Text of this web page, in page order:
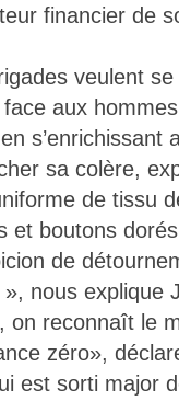
financier de
veulent
aux
s’enrichissant
sa colère,
de tissu
et boutons
de
nous explique
on reconnaît le
zéro»,
est sorti major